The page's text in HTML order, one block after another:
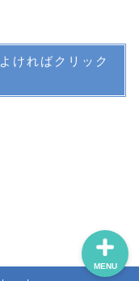
ければクリック
MENU
公文